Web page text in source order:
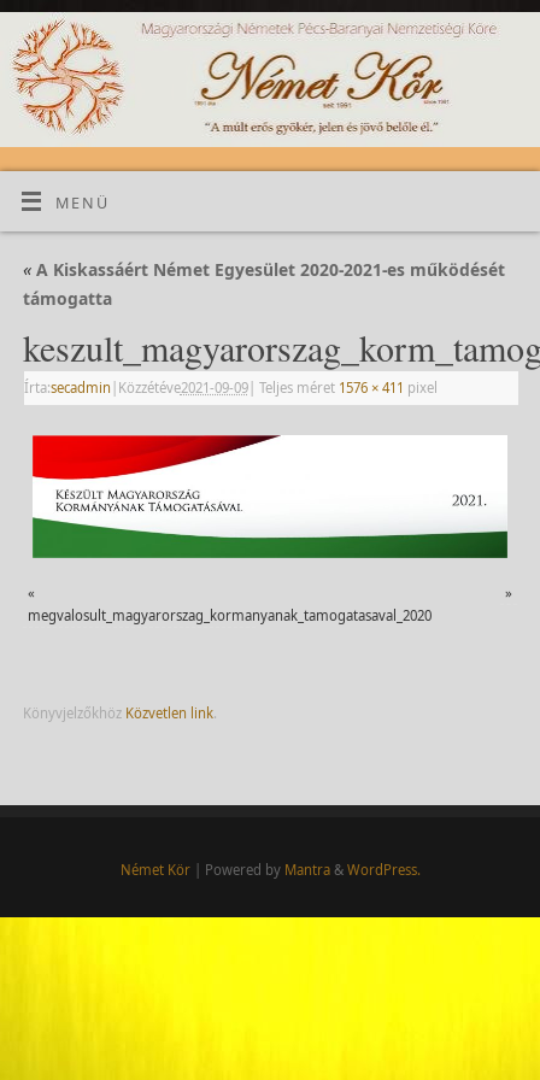
MENÜ
«A Kiskassáért Német Egyesület 2020-2021-es működését
támogatta
Írta:secadmin | Közzétéve2021-09-09| Teljes méret 1576 × 411 pixel
«
megvalosult_magyarorszag_kormanyanak_tamogatasaval_2020
»
Könyvjelzőkhöz Közvetlen link.
Német Kör| Powered by Mantra& WordPress.